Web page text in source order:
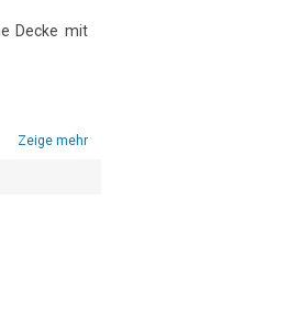
Decke mit
mit einer
liegt
Zeige mehr